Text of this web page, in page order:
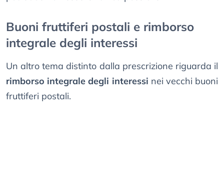
Buoni fruttiferi postali e rimborso
integrale degli interessi
Un altro tema distinto dalla prescrizione riguarda il
rimborso integrale degli interessi nei vecchi buoni
fruttiferi postali.